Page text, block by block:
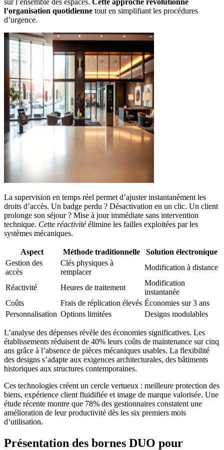
l’organisation quotidienne tout en simplifiant les procédures
d’urgence.
La supervision en temps réel permet d’ajuster instantanément les
droits d’accès. Un badge perdu ? Désactivation en un clic. Un client
prolonge son séjour ? Mise à jour immédiate sans intervention
technique. Cette réactivitéélimine les failles exploitées par les
systèmes mécaniques.
Aspect Méthode traditionnelle
Solution électronique
Gestion des
accès
Clés physiques à
remplacer
Modification à distance
Réactivité Heures de traitement
Modification
instantanée
Coûts
Frais de réplication élevés Économies sur 3 ans
Personnalisation Options limitées Designs modulables
L’analyse des dépenses révèle des économies significatives. Les
établissements réduisent de 40% leurs coûts de maintenance sur cinq
ans grâce à l’absence de pièces mécaniques usables. La flexibilité
des designs s’adapte aux exigences architecturales, des bâtiments
historiques aux structures contemporaines.
Ces technologies créent un cercle vertueux : meilleure protection des
biens, expérience client fluidifiée et image de marque valorisée. Une
étude récente montre que 78% des gestionnaires constatent une
amélioration de leur productivité dès les six premiers mois
d’utilisation.
Présentation des bornes DUO pour